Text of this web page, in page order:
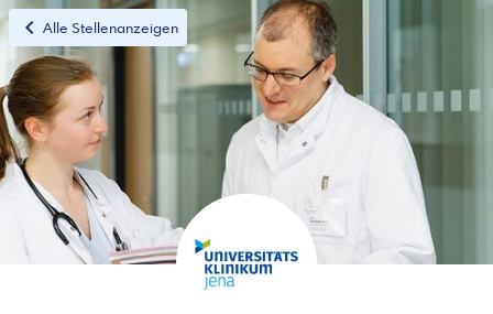
chevron_leftAlle Stellenanzeigen